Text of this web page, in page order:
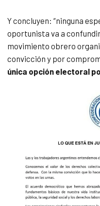
Y concluyen: “ninguna
oportunista va a
movimiento obrero
convicción y por
única opción electoral